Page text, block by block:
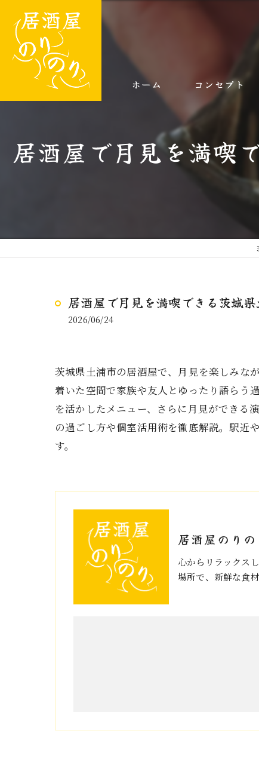
ホーム コンセプト
居酒屋で月見を満喫
居酒屋で月見を満喫できる茨城
2026/06/24
茨城県土浦市の居酒屋で、月見を楽しみな
着いた空間で家族や友人とゆったり語らう
を活かしたメニュー、さらに月見ができる
の過ごし方や個室活用術を徹底解説。駅近
す。
居酒屋のりの
心からリラックス
場所で、新鮮な食